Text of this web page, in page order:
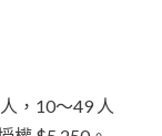
，10～49 人